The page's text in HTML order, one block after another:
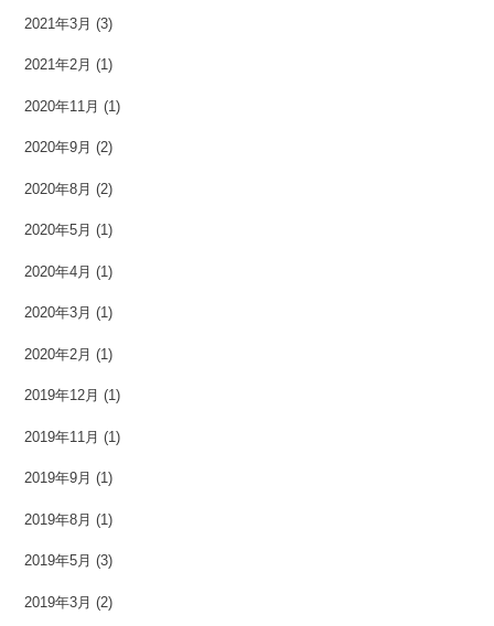
2021年3月 (3)
2021年2月 (1)
2020年11月 (1)
2020年9月 (2)
2020年8月 (2)
2020年5月 (1)
2020年4月 (1)
2020年3月 (1)
2020年2月 (1)
2019年12月 (1)
2019年11月 (1)
2019年9月 (1)
2019年8月 (1)
2019年5月 (3)
2019年3月 (2)